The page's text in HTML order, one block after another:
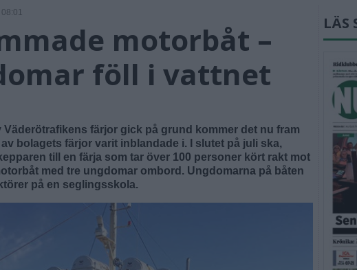
motorbåt –
föll i vattnet
Väderötrafikens färjor gick på grund kommer det nu fram
bolagets färjor varit inblandade i. I slutet på juli ska,
till en färja som tar över 100 personer kört rakt mot
med tre ungdomar ombord. Ungdomarna på båten
på en seglingsskola.
LÄS